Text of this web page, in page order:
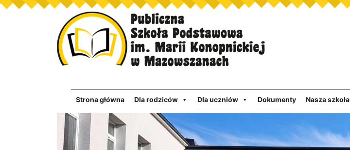
Strona główna Dla rodziców Dla uczniów Dokumenty Nasza szkoła